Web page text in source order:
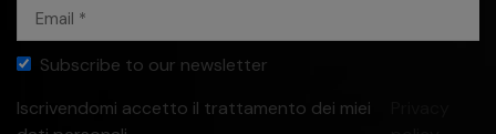
Subscribe to our newsletter
Iscrivendomi accetto il trattamento dei miei